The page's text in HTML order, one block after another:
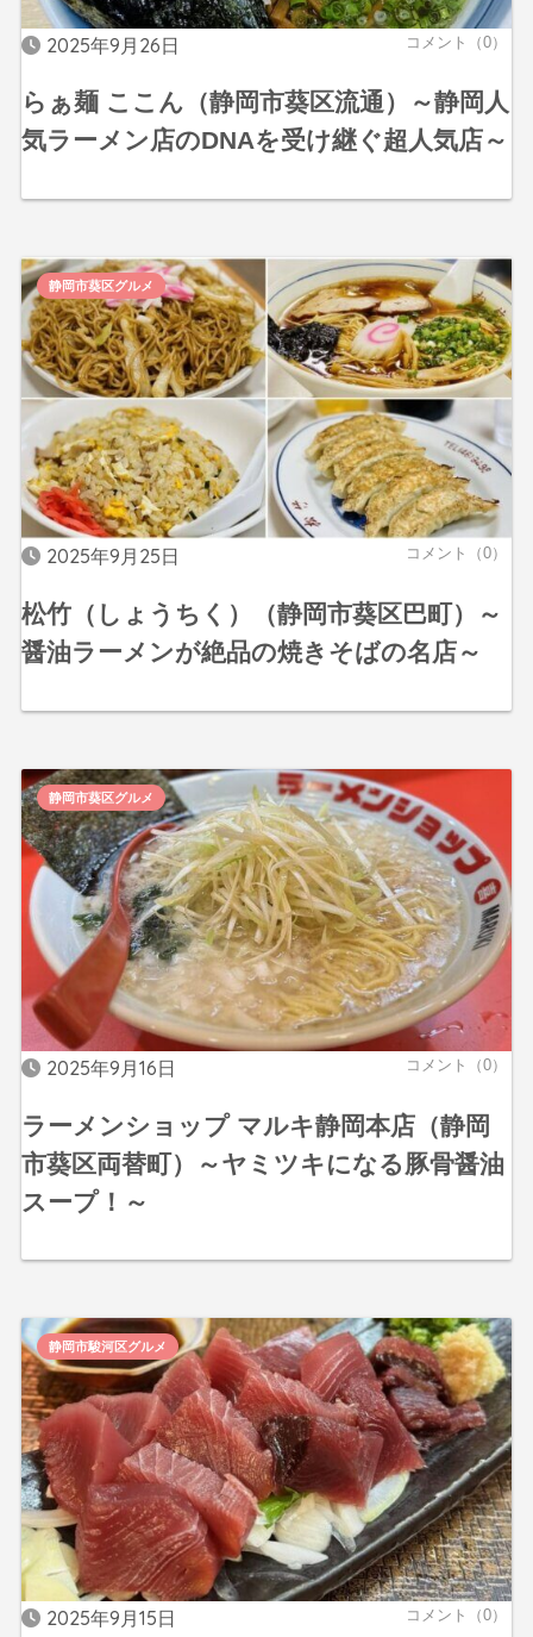
2025年9月26日 コメント（0）
らぁ麺 ここん（静岡市葵区流通）～静岡人
気ラーメン店のDNAを受け継ぐ超人気店～
2025年9月25日 コメント（0）
松竹（しょうちく）（静岡市葵区巴町）～
醤油ラーメンが絶品の焼きそばの名店～
静岡市葵区グルメ
2025年9月16日 コメント（0）
ラーメンショップ マルキ静岡本店（静岡
市葵区両替町）～ヤミツキになる豚骨醤油
スープ！～
静岡市葵区グルメ
2025年9月15日 コメント（0）
静岡市駿河区グルメ